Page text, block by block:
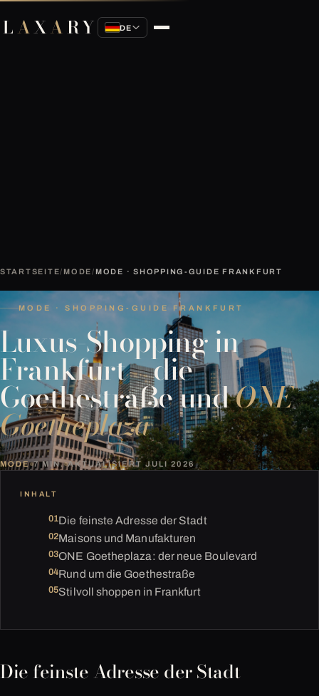
LAXARY DE
STARTSEITE/ MODE/MODE · SHOPPING-GUIDE FRANKFURT
MODE · SHOPPING-GUIDE FRANKFURT
Luxus-Shopping in
Frankfurt – die
Goethestraße undONE
Goetheplaza
MODE 7 MIN. AKTUALISIERT JULI 2026
INHALT
Die feinste Adresse der Stadt
Maisons und Manufakturen
ONE Goetheplaza: der neue Boulevard
Rund um die Goethestraße
Stilvoll shoppen in Frankfurt
Die feinste Adresse der Stadt